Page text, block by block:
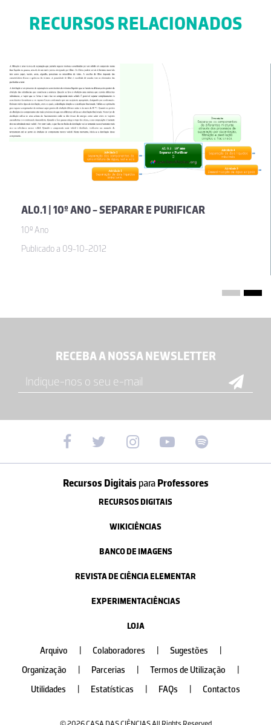
RECURSOS RELACIONADOS
AL0.1 | 10º ANO - SEPARAR E PURIFICAR
10º Ano
Publicado a 09-10-2012
RECEBA A NOSSA NEWSLETTER
Recursos Digitais paraProfessores
RECURSOS DIGITAIS
WIKICIÊNCIAS
BANCO DE IMAGENS
REVISTA DE CIÊNCIA ELEMENTAR
EXPERIMENTACIÊNCIAS
LOJA
Arquivo Colaboradores Sugestões
Organização
Parcerias Termos de Utilização
Utilidades
Estatísticas FAQs Contactos